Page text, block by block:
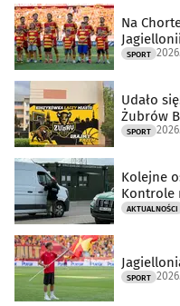
Na
SPORT
Udało
Żubrów
SPORT
Kolejne
Kontrole
AKTUALNOŚCI
SPORT